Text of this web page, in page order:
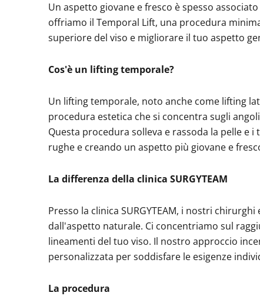
Un aspetto giovane e fresco è spesso
offriamo il Temporal Lift, una procedura
superiore del viso e migliorare il tuo aspetto
Cos'è un lifting temporale?
Un lifting temporale, noto anche come lifting
procedura estetica che si concentra sugli
Questa procedura solleva e rassoda la pelle
rughe e creando un aspetto più giovane e
La differenza della clinica SURGYTEAM
Presso la clinica SURGYTEAM, i nostri
dall'aspetto naturale. Ci concentriamo sul
lineamenti del tuo viso. Il nostro approccio
personalizzata per soddisfare le esigenze
La procedura